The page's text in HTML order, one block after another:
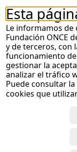
Esta
Le informamos de
Fundación ONCE
y de terceros, con
funcionamiento
gestionar la
analizar el tráfico
Puede consultar
cookies que